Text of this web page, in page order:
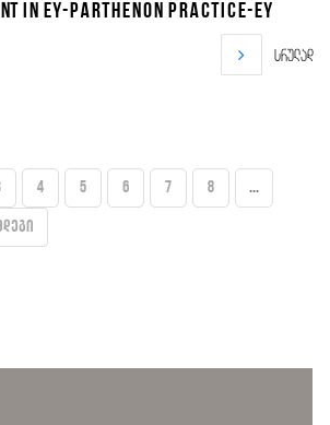
in EY-Parthenon Practice-EY
სრულად
4 5 6 7 8 ...